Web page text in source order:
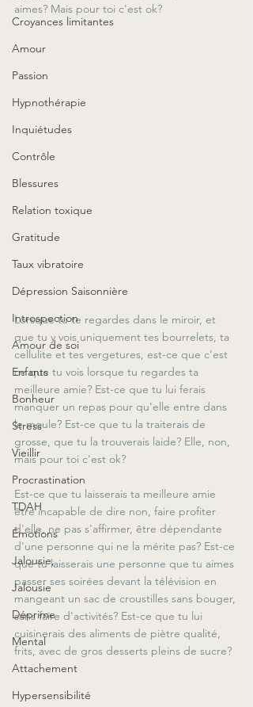
Croyances limitantes
Amour
Passion
Hypnothérapie
Inquiétudes
Contrôle
Blessures
Relation toxique
Gratitude
Taux vibratoire
Dépression Saisonnière
Introspection
Amour de soi
Enfants
Bonheur
Stress
Vieillir
Procrastination
TDAH
Émotions
Jalousie,
Jalousie
Déprime
Mental
Attachement
Hypersensibilité
aimes? Mais pour toi c'est ok?
Lorsque tu te regardes dans le miroir, et
que tu y vois uniquement tes bourrelets, ta
cellulite et tes vergetures, est-ce que c'est
ce que tu vois lorsque tu regardes ta
meilleure amie? Est-ce que tu lui ferais
manquer un repas pour qu'elle entre dans
le moule? Est-ce que tu la traiterais de
grosse, que tu la trouverais laide? Elle, non,
mais pour toi c'est ok?
Est-ce que tu laisserais ta meilleure amie
être incapable de dire non, faire profiter
d'elle, ne pas s'affirmer, être dépendante
d'une personne qui ne la mérite pas? Est-ce
que tu laisserais une personne que tu aimes
passer ses soirées devant la télévision en
mangeant un sac de croustilles sans bouger,
sans faire d'activités? Est-ce que tu lui
cuisinerais des aliments de piètre qualité,
frits, avec de gros desserts pleins de sucre?